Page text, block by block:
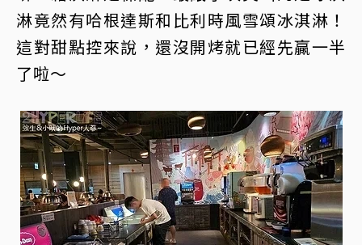
淋竟然有哈根達斯和比利時風雪頌冰淇淋！
這對甜點控來說，還沒開烤就已經先贏一半
了啦～